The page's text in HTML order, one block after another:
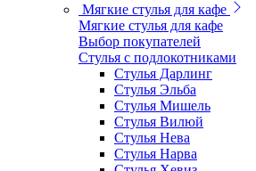
Мягкие стулья для кафе
Мягкие стулья для кафе
Выбор покупателей
Стулья с подлокотниками
Стулья Дарлинг
Стулья Эльба
Стулья Мишель
Стулья Вилюй
Стулья Нева
Стулья Нарва